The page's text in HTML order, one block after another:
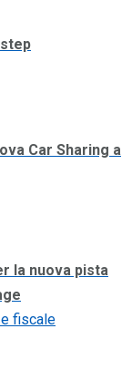
Car Sharing a
la nuova pista
fiscale